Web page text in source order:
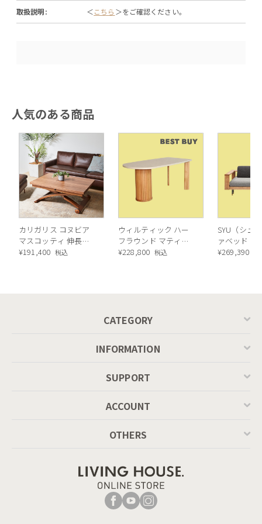
取扱説明: ＜こちら ＞をご確認ください。
人気のある商品
カリガリス コヌビア
マスコッティ 伸長・
昇降式テーブル ／
¥191,400 税込
ウィルティック ハー
フラウンド マティエ
ラ塗装 ダイニングテ
¥228,800 税込
SYU（シュ
ァベッド（
ル）190cm
¥269,390
CATEGORY
INFORMATION
SUPPORT
ACCOUNT
OTHERS